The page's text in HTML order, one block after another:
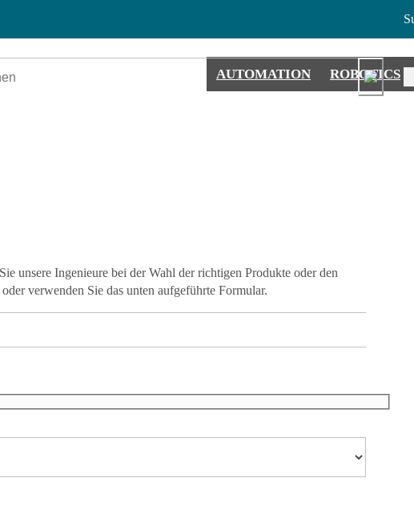
AUTOMATION ROBOTICS
unsere Ingenieure bei der Wahl der richtigen Produkte oder den
verwenden Sie das unten aufgeführte Formular.